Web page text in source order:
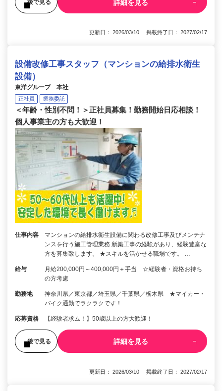
後で見る 詳細を見る
更新日： 2026/03/10 掲載終了日： 2027/02/17
設備改修工事スタッフ（マンションの給排水衛生
設備）
東洋グループ 本社
正社員 業務委託
＜年齢・性別不問！＞正社員募集！勤務開始日応相談！
個人事業主の方も大歓迎！
仕事内容
マンションの給排水衛生設備に関わる改修工事及びメンテナ
ンスを行う施工管理業務 新築工事の経験があり、経験豊富な
方を募集致します。 ★スキルを活かせる職場です。 …
給与
月給200,000円～400,000円＋手当 ☆経験者・資格お持ち
の方考慮
勤務地
神奈川県／東京都／埼玉県／千葉県／栃木県 ★マイカー・
バイク通勤でラクラクです！
応募資格 【経験者求ム！】50歳以上の方大歓迎！
後で見る 詳細を見る
更新日： 2026/03/10 掲載終了日： 2027/02/17